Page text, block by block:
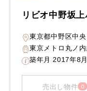
リビオ中野坂
東京都中野区中央
東京メトロ丸ノ
築年月 2017年8月
売出し物件 0